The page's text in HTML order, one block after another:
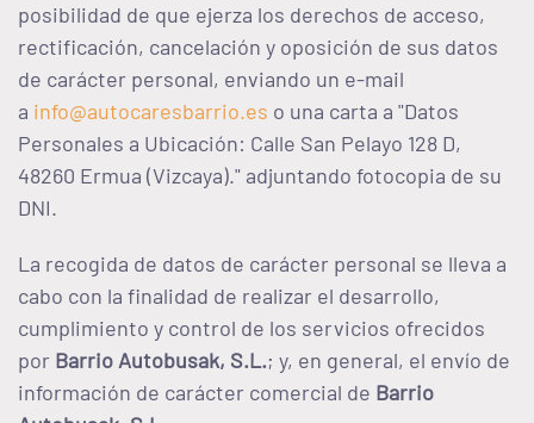
posibilidad de que ejerza los derechos de acceso,
rectificación, cancelación y oposición de sus datos
de carácter personal, enviando un e-mail
a info@autocaresbarrio.es o una carta a "Datos
Personales a Ubicación: Calle San Pelayo 128 D,
48260 Ermua (Vizcaya)." adjuntando fotocopia de su
DNI.
La recogida de datos de carácter personal se lleva a
cabo con la finalidad de realizar el desarrollo,
cumplimiento y control de los servicios ofrecidos
por Barrio Autobusak, S.L.; y, en general, el envío de
información de carácter comercial de Barrio